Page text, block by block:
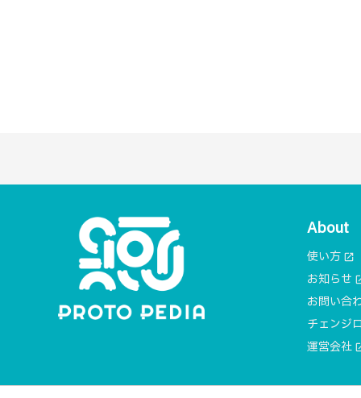
About
使い方 open_in_new
お知らせ
お問い合
チェンジ
運営会社